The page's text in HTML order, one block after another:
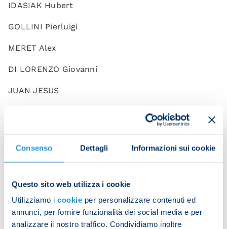
Consenso Dettagli Informazioni sui cookie
Questo sito web utilizza i cookie
Utilizziamo i cookie per personalizzare contenuti ed
annunci, per fornire funzionalità dei social media e per
analizzare il nostro traffico. Condividiamo inoltre
IDASIAK Hubert
GOLLINI Pierluigi
MERET Alex
DI LORENZO Giovanni
JUAN JESUS
RRAHMANI Amir
CAJUSTE Jens
DEMME Diego